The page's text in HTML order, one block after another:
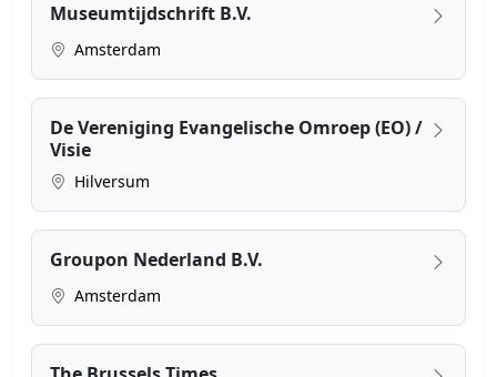
Museumtijdschrift B.V.
Amsterdam
De Vereniging Evangelische Omroep (EO) /
Visie
Hilversum
Groupon Nederland B.V.
Amsterdam